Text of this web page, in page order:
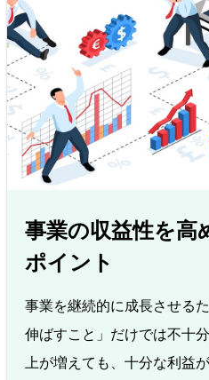
事業の収益性を高
ポイント
事業を継続的に成長させる
伸ばすこと」だけでは不十
上が増えても、十分な利益